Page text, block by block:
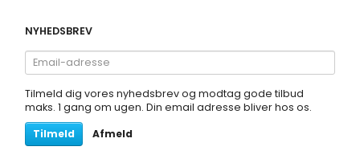
NYHEDSBREV
Email-
adresse
Tilmeld dig vores nyhedsbrev og modtag gode tilbud
maks. 1 gang om ugen. Din email adresse bliver hos os.
Tilmeld
Afmeld